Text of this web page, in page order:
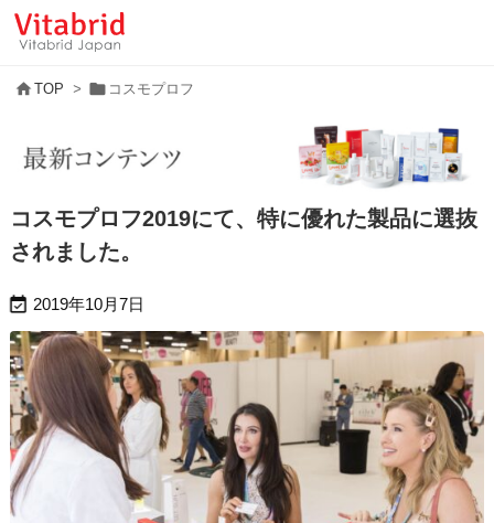
 TOP >  コスモプロフ
コスモプロフ2019にて、特に優れた製品に選抜
されました。
 2019年10月7日